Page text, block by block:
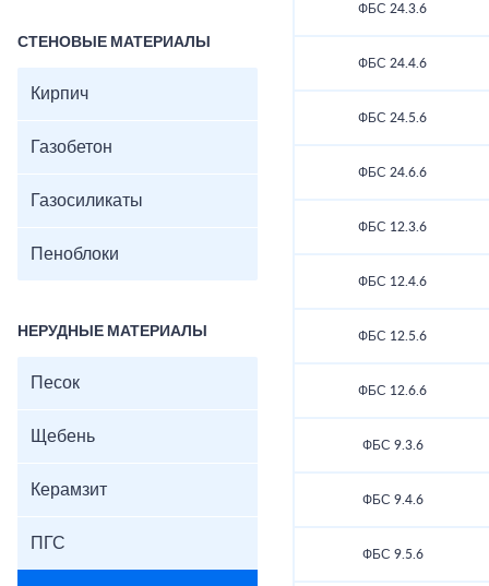
СТЕНОВЫЕ МАТЕРИАЛЫ
Кирпич
Газобетон
Газосиликаты
Пеноблоки
НЕРУДНЫЕ МАТЕРИАЛЫ
Песок
Щебень
Керамзит
ПГС
ФБС 24.3.6
ФБС 24.4.6
ФБС 24.5.6
ФБС 24.6.6
ФБС 12.3.6
ФБС 12.4.6
ФБС 12.5.6
ФБС 12.6.6
ФБС 9.3.6
ФБС 9.4.6
ФБС 9.5.6